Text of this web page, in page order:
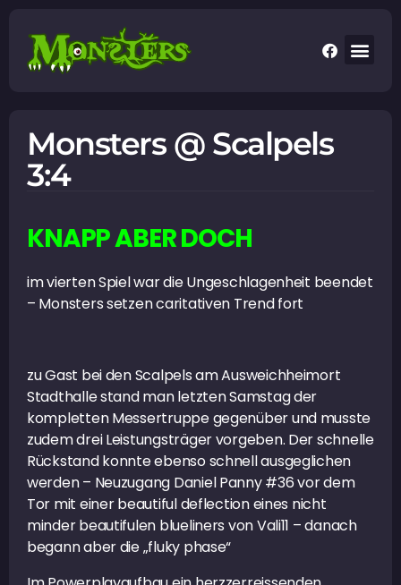
Monsters @ Scalpels
3:4
KNAPP ABER DOCH
im vierten Spiel war die Ungeschlagenheit beendet
– Monsters setzen caritativen Trend fort
zu Gast bei den Scalpels am Ausweichheimort
Stadthalle stand man letzten Samstag der
kompletten Messertruppe gegenüber und musste
zudem drei Leistungsträger vorgeben. Der schnelle
Rückstand konnte ebenso schnell ausgeglichen
werden – Neuzugang Daniel Panny #36 vor dem
Tor mit einer beautiful deflection eines nicht
minder beautifulen blueliners von Vali11 – danach
begann aber die „fluky phase“